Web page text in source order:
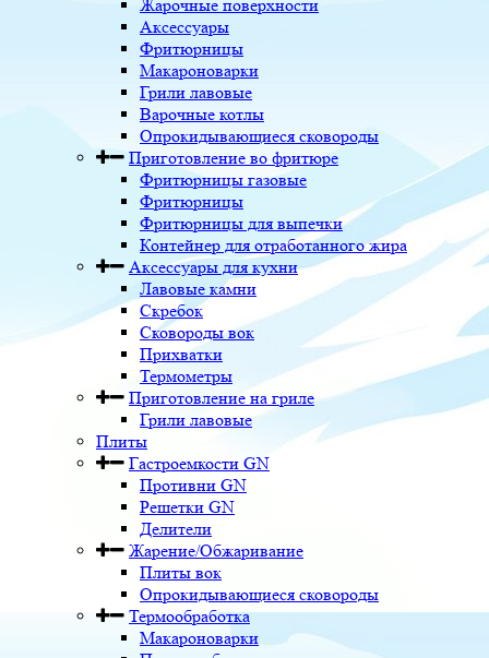
Жарочные поверхности
Аксессуары
Фритюрницы
Макароноварки
Грили лавовые
Варочные котлы
Опрокидывающиеся сковороды
Приготовление во фритюре
Фритюрницы газовые
Фритюрницы
Фритюрницы для выпечки
Контейнер для отработанного жира
Аксессуары для кухни
Лавовые камни
Скребок
Сковороды вок
Прихватки
Термометры
Приготовление на гриле
Грили лавовые
Плиты
Гастроемкости GN
Противни GN
Решетки GN
Делители
Жарение/Обжаривание
Плиты вок
Опрокидывающиеся сковороды
Термообработка
Макароноварки